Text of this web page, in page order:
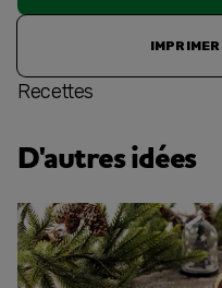
Recettes
D'autres idées